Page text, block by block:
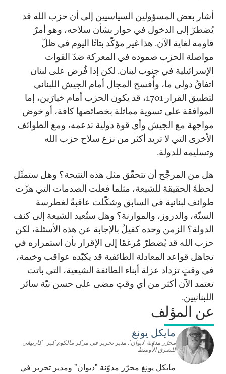
أشار بعض المسؤولين السياسيين إلى أن حزب الله قد
يُضطرّ إلى الدخول في حوار بشأن سلاحه، وهو أمرٌ
قاومه لغاية الآن. هذا غير مؤكّد بتاتًا اليوم في ظلّ
مواصلة الحزب صموده في المعركة ضدّ القوات
الإسرائيلية في جنوب لبنان. لكن إذا فُرض على لبنان
اتفاقٌ دولي ما، وأُفسح المجال أمام الجيش اللبناني
لتطبيق القرار 1701، قد يكون الحزب أمام خيارَين، إما
الموافقة على تسوية مماثلة بخصائصها كافة، أو خوض
مواجهة مع الجيش وأي قوة دولية تدعمه، ومع الطوائف
الأخرى التي لا تريد أكثر من نزع سلاح حزب الله
وتسليمه للدولة.
هل من المرجَّح أن تتحقّق مثل هذه النتيجة؟ وهل ستمثّل
لحظةَ الحقيقة للشيعة، مثلما فعلت الصدمات التي هزّت
طوائف لبنانية في السابق وشكّلت عاقبةً لغطرسة
السنّة، والدروز، والموارنة؟ وهل ستُعيد الشيعة إلى كنف
الدولة؟ الزمن وحده كفيلٌ بالإجابة عن هذه الأسئلة، لكن
حزب الله قد يُضطرّ مُرغمًا إلى الإقرار بأن استمراره في
تجاهل قواعد المعادلة الطائفية قد يكبّده عواقب وخيمة،
في وقتٍ تزداد عزلة أبناء الطائفة الشيعية، التي باتت
تعتمد الآن أكثر من أي وقتٍ مضى على حسن نيّة سائر
اللبنانيين.
عن المؤلف
مايكل يونغ
محرّر مدوّنة 'ديوان', مدير تحرير في مركز مالكوم كير– كارنيغي
للشرق الأوسط
مايكل يونغ محرّر مدوّنة "ديوان" ومدير تحرير في